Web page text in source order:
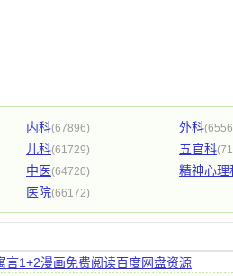
内科(67896) 外科
儿科(61729) 五官科
中医(64720)
精神心理
医院(66172)
言1+2漫画免费阅读百度网盘资源